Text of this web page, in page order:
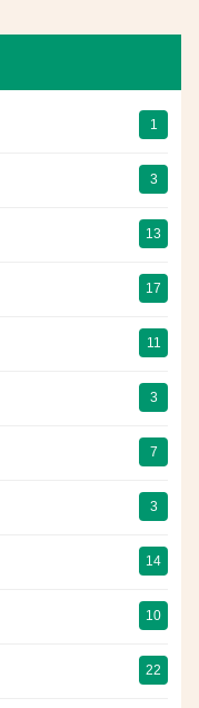
1
3
13
17
11
3
7
3
14
10
22